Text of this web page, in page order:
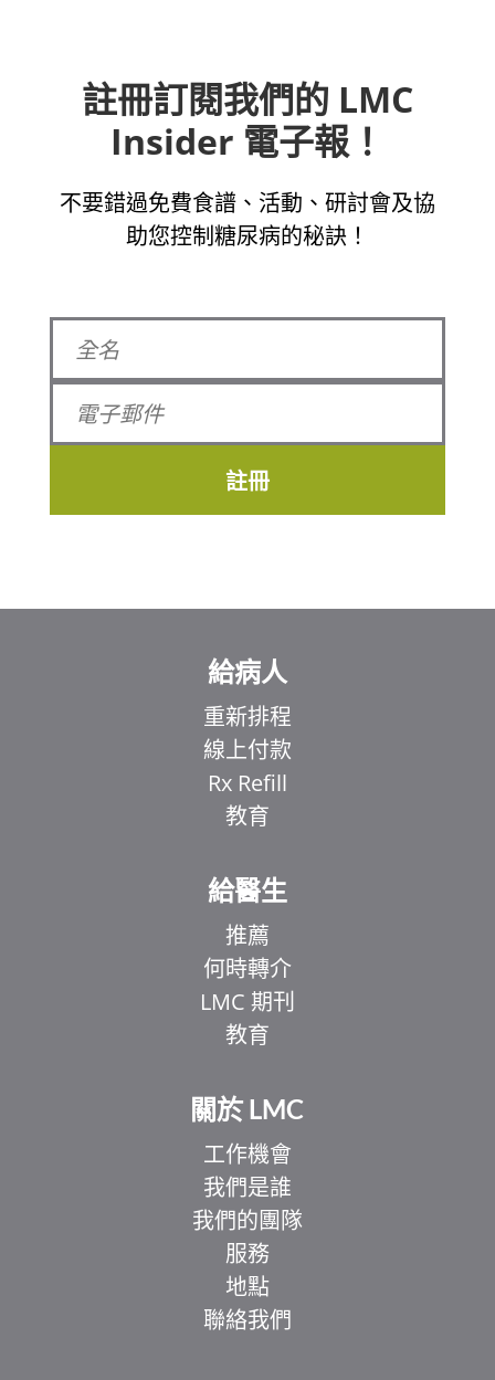
註冊訂閱我們的 LMC
Insider 電子報！
不要錯過免費食譜、活動、研討會及協
助您控制糖尿病的秘訣！
註冊
給病人
重新排程
線上付款
Rx Refill
教育
給醫生
推薦
何時轉介
LMC 期刊
教育
關於 LMC
工作機會
我們是誰
我們的團隊
服務
地點
聯絡我們